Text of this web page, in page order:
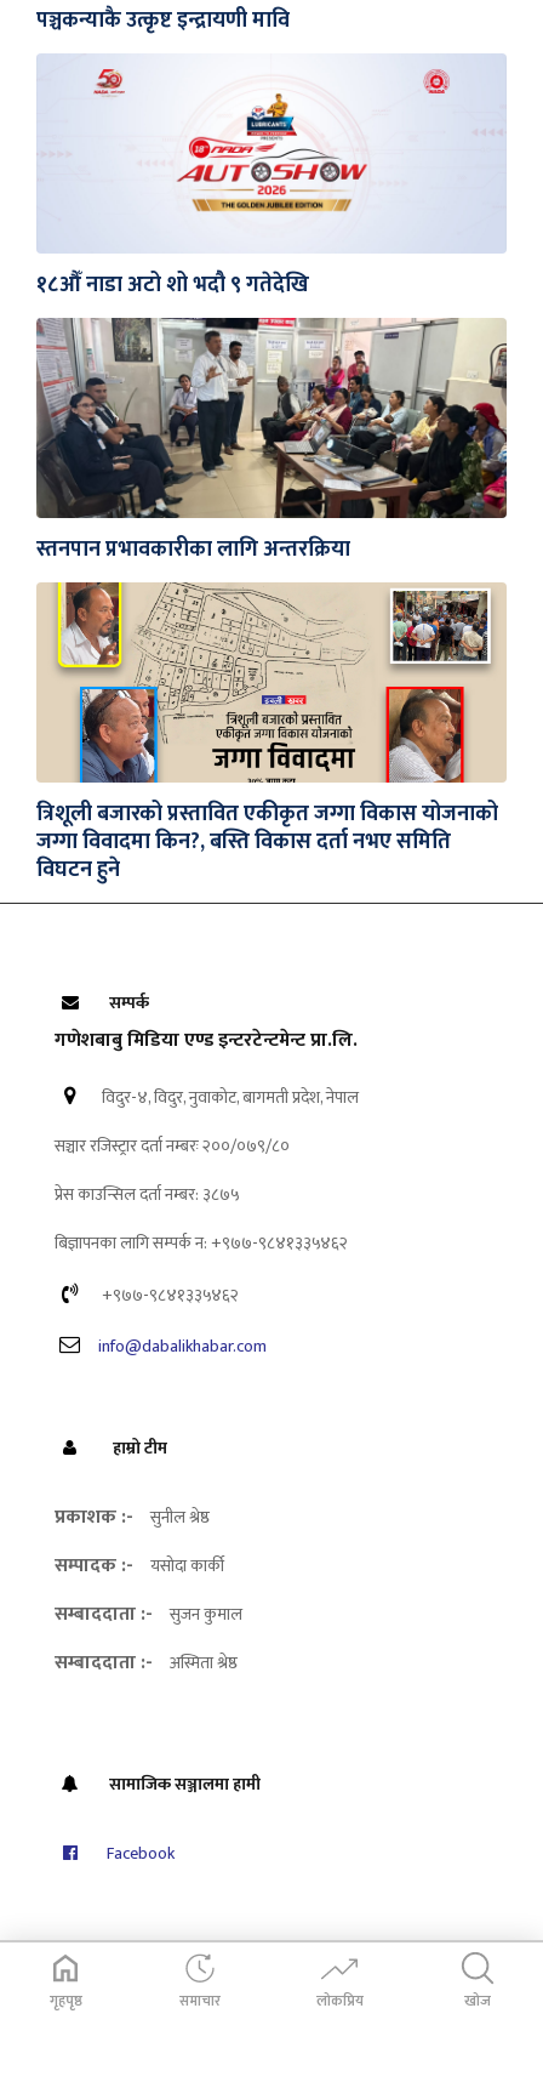
गृहपृष्ठ समाचार लोकप्रिय खोज
पञ्चकन्याकै उत्कृष्ट इन्द्रायणी मावि
१८औँ नाडा अटो शो भदौ ९ गतेदेखि
स्तनपान प्रभावकारीका लागि अन्तरक्रिया
त्रिशूली बजारको प्रस्तावित एकीकृत जग्गा विकास योजनाको
जग्गा विवादमा किन?, बस्ति विकास दर्ता नभए समिति
विघटन हुने
सम्पर्क
गणेशबाबु मिडिया एण्ड इन्टरटेन्टमेन्ट प्रा.लि.
विदुर-४, विदुर, नुवाकोट, बागमती प्रदेश, नेपाल
सञ्चार रजिस्ट्रार दर्ता नम्बरः २००/०७९/८०
प्रेस काउन्सिल दर्ता नम्बर: ३८७५
बिज्ञापनका लागि सम्पर्क न: +९७७-९८४१३३५४६२
+९७७-९८४१३३५४६२
info@dabalikhabar.com
हाम्रो टीम
प्रकाशक :- सुनील श्रेष्ठ
सम्पादक :- यसोदा कार्की
सम्बाददाता :- सुजन कुमाल
सम्बाददाता :- अस्मिता श्रेष्ठ
सामाजिक सञ्जालमा हामी
Facebook